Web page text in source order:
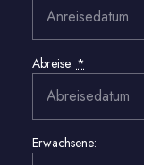
Abreise: *
Erwachsene: